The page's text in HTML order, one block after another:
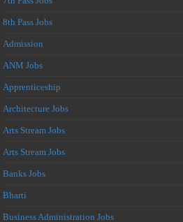
8th Pass Jobs
Admission
ANM Jobs
Apprenticeship
Architecture Jobs
Arts Stream Jobs
Arts Stream Jobs
Banks Jobs
Bharti
Business Administration Jobs